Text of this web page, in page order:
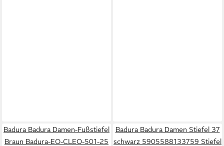
Badura Badura Damen-Fußstiefel
Braun Badura-EO-CLEO-501-25
Badura Badura Damen Stiefel 37
schwarz 5905588133759 Stiefel